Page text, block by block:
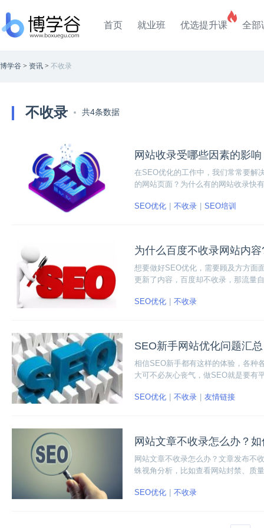
首页 就业班 优选提升课 全部
博学谷 > 资讯 > 不收录
不收录 共4条数据
网站收录受哪些因素的影响
在SEO优化的工作中，我们常常要解
的网站页面？为什么有的网站收录快
外链。
SEO优化 不收录 SEO培训
为什么百度不收录网站内
想要做好SEO优化，需要顾及方方面
更新了内容，百度却不收录，那流量
法。
SEO优化 不收录
SEO新手网站优化问题汇总
相信SEO新手都有这样的体验，各种
大可不必灰心丧气，做SEO就是要有
SEO优化
不收录 友情链接
网站文章不收录怎么办？
网站文章不收录怎么办？文章发布不
蛛视角分析，比如查看网站封禁、质
往收录都比较慢，或者不收录。
SEO优化 不收录